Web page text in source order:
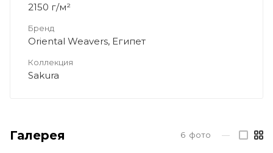
2150 г/м²
Бренд
Oriental Weavers, Египет
Коллекция
Sakura
Галерея 6 фото —